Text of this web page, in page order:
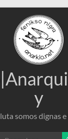
y
somos dignas